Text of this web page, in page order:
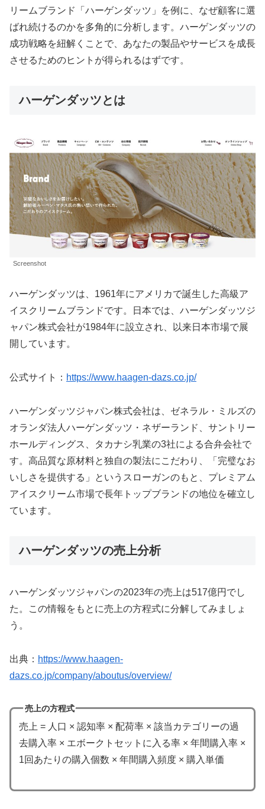
リームブランド「ハーゲンダッツ」を例に、なぜ顧客に選
ばれ続けるのかを多角的に分析します。ハーゲンダッツの
成功戦略を紐解くことで、あなたの製品やサービスを成長
させるためのヒントが得られるはずです。
ハーゲンダッツとは
Screenshot
ハーゲンダッツは、1961年にアメリカで誕生した高級ア
イスクリームブランドです。日本では、ハーゲンダッツジ
ャパン株式会社が1984年に設立され、以来日本市場で展
開しています。
公式サイト： https://www.haagen-dazs.co.jp/
ハーゲンダッツジャパン株式会社は、ゼネラル・ミルズの
オランダ法人ハーゲンダッツ・ネザーランド、サントリー
ホールディングス、タカナシ乳業の3社による合弁会社で
す。高品質な原材料と独自の製法にこだわり、「完璧なお
いしさを提供する」というスローガンのもと、プレミアム
アイスクリーム市場で長年トップブランドの地位を確立し
ています。
ハーゲンダッツの売上分析
ハーゲンダッツジャパンの2023年の売上は517億円でし
た。この情報をもとに売上の方程式に分解してみましょ
う。
出典： https://www.haagen-
dazs.co.jp/company/aboutus/overview/
売上の方程式
売上 = 人口 × 認知率 × 配荷率 × 該当カテゴリーの過
去購入率 × エボークトセットに入る率 × 年間購入率 ×
1回あたりの購入個数 × 年間購入頻度 × 購入単価